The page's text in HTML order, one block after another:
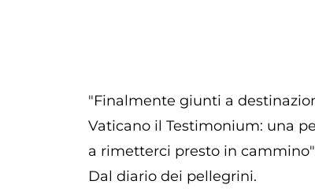
"Finalmente giunti a
Vaticano il Testimonium: una
a rimetterci presto in
Dal diario dei pellegrini.